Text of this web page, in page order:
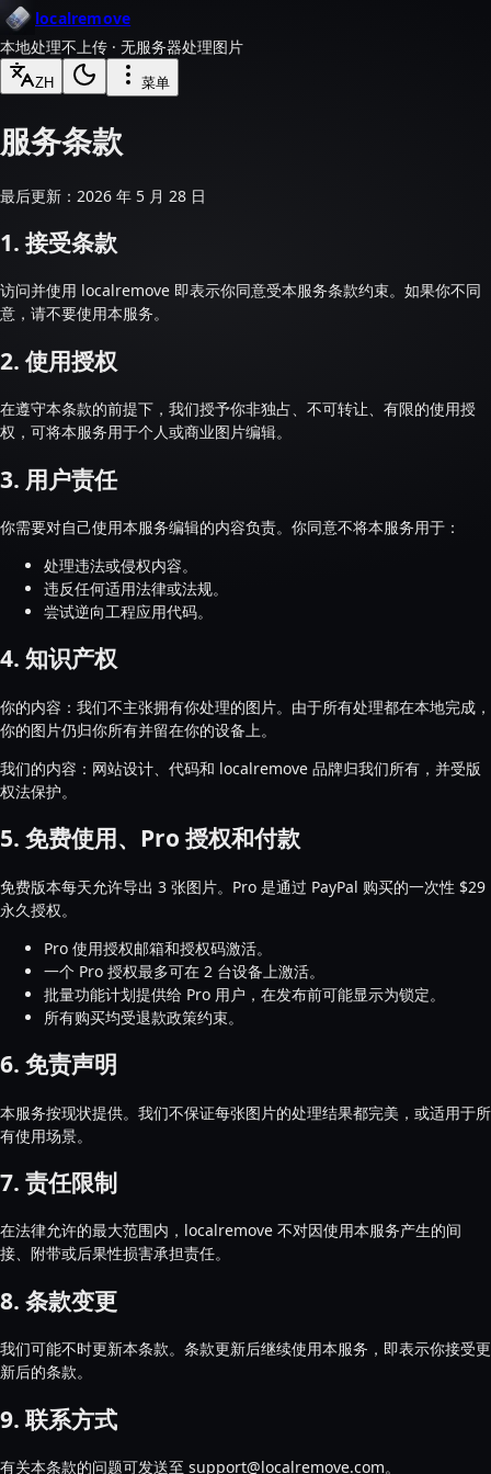
localremove
本地处理不上传 · 无服务器处理图片
ZH 菜单
服务条款
最后更新：2026 年 5 月 28 日
1. 接受条款
访问并使用 localremove 即表示你同意受本服务条款约束。如果你不同
意，请不要使用本服务。
2. 使用授权
在遵守本条款的前提下，我们授予你非独占、不可转让、有限的使用授
权，可将本服务用于个人或商业图片编辑。
3. 用户责任
你需要对自己使用本服务编辑的内容负责。你同意不将本服务用于：
处理违法或侵权内容。
违反任何适用法律或法规。
尝试逆向工程应用代码。
4. 知识产权
你的内容：我们不主张拥有你处理的图片。由于所有处理都在本地完成，
你的图片仍归你所有并留在你的设备上。
我们的内容：网站设计、代码和 localremove 品牌归我们所有，并受版
权法保护。
5. 免费使用、Pro 授权和付款
免费版本每天允许导出 3 张图片。Pro 是通过 PayPal 购买的一次性 $29
永久授权。
Pro 使用授权邮箱和授权码激活。
一个 Pro 授权最多可在 2 台设备上激活。
批量功能计划提供给 Pro 用户，在发布前可能显示为锁定。
所有购买均受退款政策约束。
6. 免责声明
本服务按现状提供。我们不保证每张图片的处理结果都完美，或适用于所
有使用场景。
7. 责任限制
在法律允许的最大范围内，localremove 不对因使用本服务产生的间
接、附带或后果性损害承担责任。
8. 条款变更
我们可能不时更新本条款。条款更新后继续使用本服务，即表示你接受更
新后的条款。
9. 联系方式
有关本条款的问题可发送至 support@localremove.com。